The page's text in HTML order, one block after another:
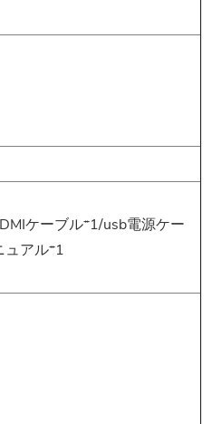
ケーブル*1/usb電源ケー
ュアル*1